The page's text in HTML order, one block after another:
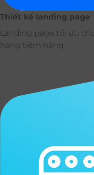
Thiết kế landing page
Landing page tối ưu
hàng tiềm năng